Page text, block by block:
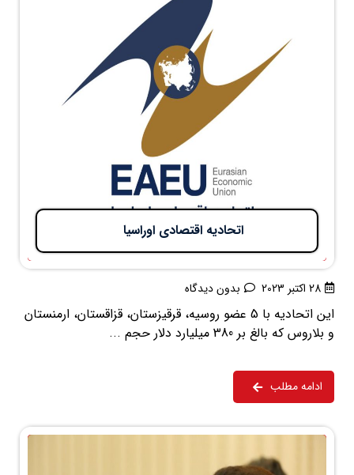
اتحادیه اقتصادی اوراسیا​
28 اکتبر 2023 بدون دیدگاه
این اتحادیه با 5 عضو روسیه، قرقیزستان، قزاقستان، ارمنستان
و بلاروس که بالغ بر 380 میلیارد دلار حجم ...
ادامه مطلب